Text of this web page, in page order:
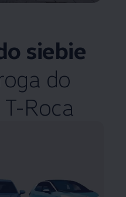
siebie
do
Roca